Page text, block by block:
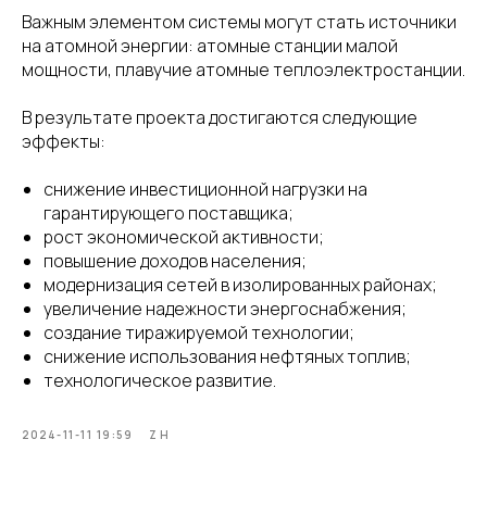
Важным элементом системы могут стать источники
на атомной энергии: атомные станции малой
мощности, плавучие атомные теплоэлектростанции.
В результате проекта достигаются следующие
эффекты:
снижение инвестиционной нагрузки на
гарантирующего поставщика;
рост экономической активности;
повышение доходов населения;
модернизация сетей в изолированных районах;
увеличение надежности энергоснабжения;
создание тиражируемой технологии;
снижение использования нефтяных топлив;
технологическое развитие.
2024-11-11 19:59 ZH